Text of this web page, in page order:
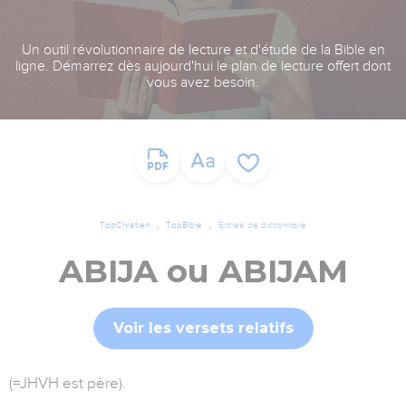
Un outil révolutionnaire de lecture et d'étude de la Bible en
ligne. Démarrez dès aujourd'hui le plan de lecture offert dont
vous avez besoin.
TopChrétien TopBible Entrée de dictionnaire
ABIJA ou ABIJAM
Voir les versets relatifs
(=JHVH est père).